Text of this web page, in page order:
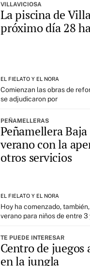
VILLAVICIOSA
La piscina de
próximo día 28
EL FIELATO Y EL NORA
Comienzan las obras de
se adjudicaron por
PEÑAMELLERAS
Peñamellera
verano con la
otros servicios
EL FIELATO Y EL NORA
Hoy ha comenzado,
verano para niños de entre 3
TE PUEDE INTERESAR
Centro de
en la jungla